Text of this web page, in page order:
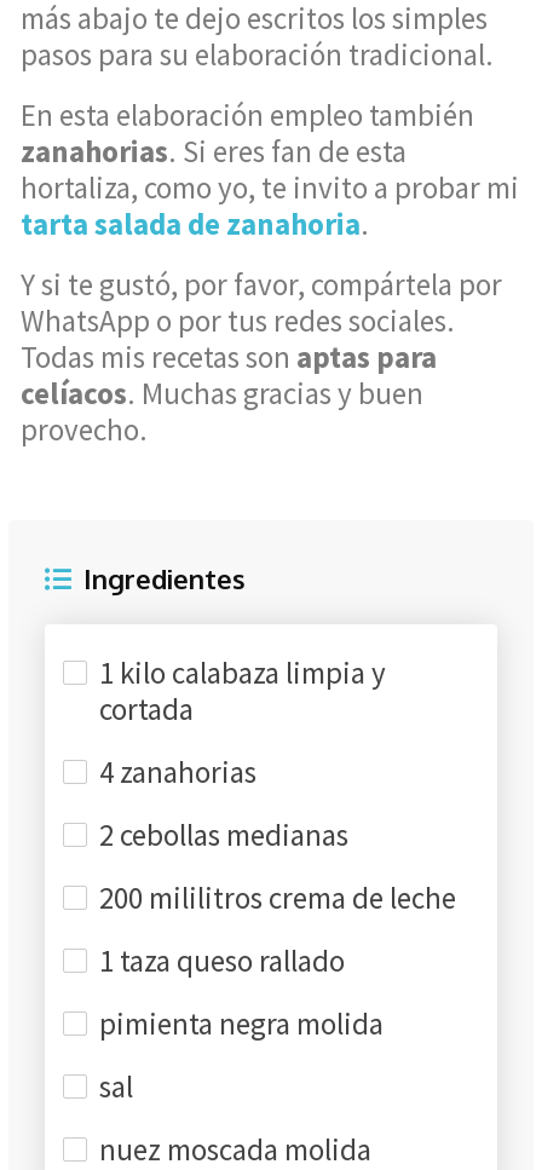
más abajo te dejo escritos los simples
pasos para su elaboración tradicional.
En esta elaboración empleo también
zanahorias. Si eres fan de esta
hortaliza, como yo, te invito a probar mi
tarta salada de zanahoria.
Y si te gustó, por favor, compártela por
WhatsApp o por tus redes sociales.
Todas mis recetas son aptas para
celíacos. Muchas gracias y buen
provecho.
Ingredientes
1 kilo calabaza limpia y
cortada
4 zanahorias
2 cebollas medianas
200 mililitros crema de leche
1 taza queso rallado
pimienta negra molida
sal
nuez moscada molida